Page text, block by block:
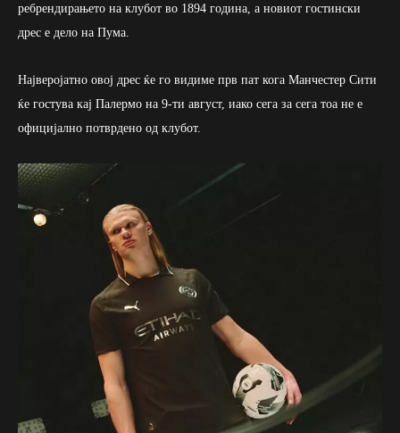
ребрендирањето на клубот во 1894 година, а новиот гостински
дрес е дело на Пума.
Најверојатно овој дрес ќе го видиме прв пат кога Манчестер Сити
ќе гостува кај Палермо на 9-ти август, иако сега за сега тоа не е
официјално потврдено од клубот.